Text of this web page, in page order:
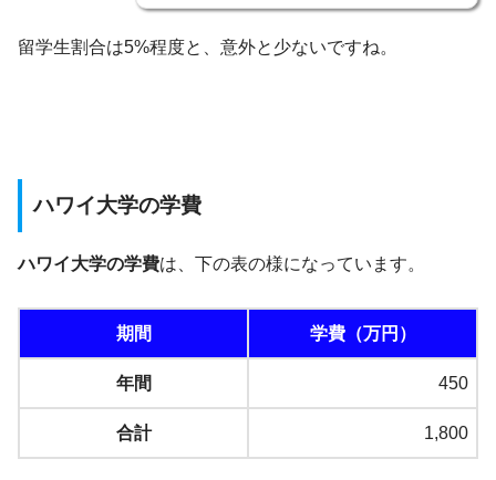
留学生割合は5%程度と、意外と少ないですね。
ハワイ大学の学費
ハワイ大学の学費は、下の表の様になっています。
期間 学費（万円）
年間 450
合計 1,800